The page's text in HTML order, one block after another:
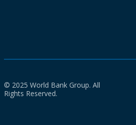
© 2025 World Bank Group. All
Rights Reserved.